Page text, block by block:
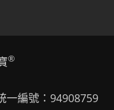
®
一編號：94908759